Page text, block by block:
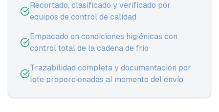
Recortado, clasificado y verificado por
equipos de control de calidad
Empacado en condiciones higiénicas con
control total de la cadena de frío
Trazabilidad completa y documentación por
lote proporcionadas al momento del envío